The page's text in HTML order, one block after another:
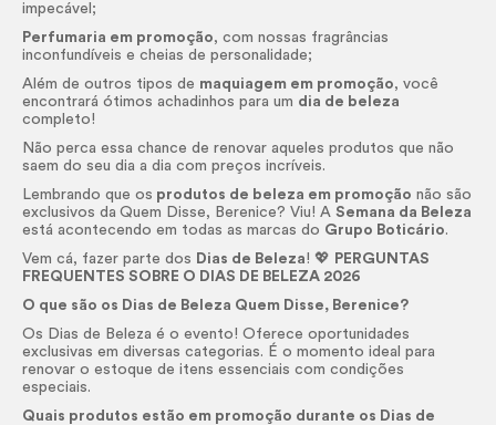
impecável;
Perfumaria em promoção, com nossas fragrâncias
inconfundíveis e cheias de personalidade;
Além de outros tipos de maquiagem em promoção, você
encontrará ótimos achadinhos para um dia de beleza
completo!
Não perca essa chance de renovar aqueles produtos que não
saem do seu dia a dia com preços incríveis.
Lembrando que os produtos de beleza em promoção não são
exclusivos da Quem Disse, Berenice? Viu! ASemana da Beleza
está acontecendo em todas as marcas do Grupo Boticário.
Vem cá, fazer parte dos Dias de Beleza! 💖 PERGUNTAS
FREQUENTES SOBRE O DIAS DE BELEZA 2026
O que são os Dias de Beleza Quem Disse, Berenice?
Os Dias de Beleza é o evento! Oferece oportunidades
exclusivas em diversas categorias. É o momento ideal para
renovar o estoque de itens essenciais com condições
especiais.
Quais produtos estão em promoção durante os Dias de